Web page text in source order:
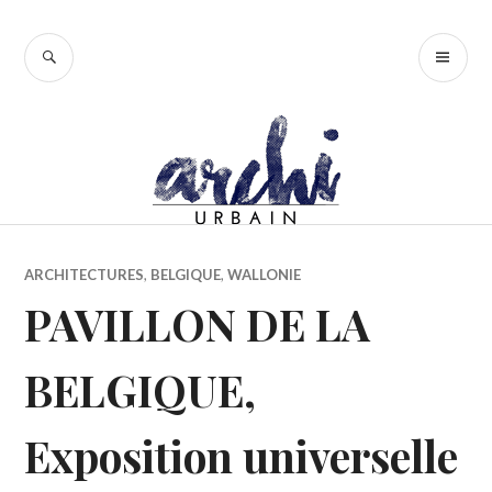
contenu
RECHERCHE
ARCHITECTURES, BELGIQUE,WALLONIE
PAVILLON DE LA
BELGIQUE,
Exposition universelle